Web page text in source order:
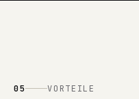
05 VORTEILE